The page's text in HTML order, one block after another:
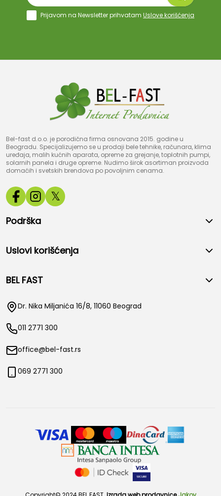
Prijavom na Newsletter prihvatam Uslove korišćenja
Bel-fast d.o.o. je porodična firma osnovana 2015. godine u
Beogradu. Specijalizujemo se u prodaji bele tehnike, računara, klima
uređaja, malih kućnih aparata, opreme za grejanje, toplotnih pumpi,
solarnih panela i druge opreme. Nudimo širok asortiman proizvoda
domaćih i svetskih brendova po povoljnim cenama.
𝕏
Podrška
Uslovi korišćenja
BEL FAST
Dr. Nika Miljanića 16/8, 11060 Beograd
011 2771 300
office@bel-fast.rs
069 2771 300